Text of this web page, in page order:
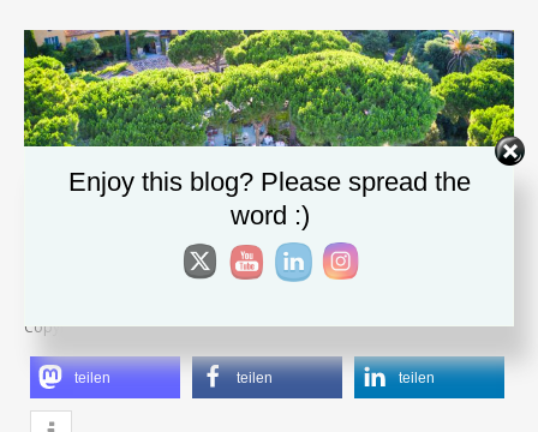
Copyright Oliver Krautscheid
teilen teilen teilen
Enjoy this blog? Please spread the
word :)